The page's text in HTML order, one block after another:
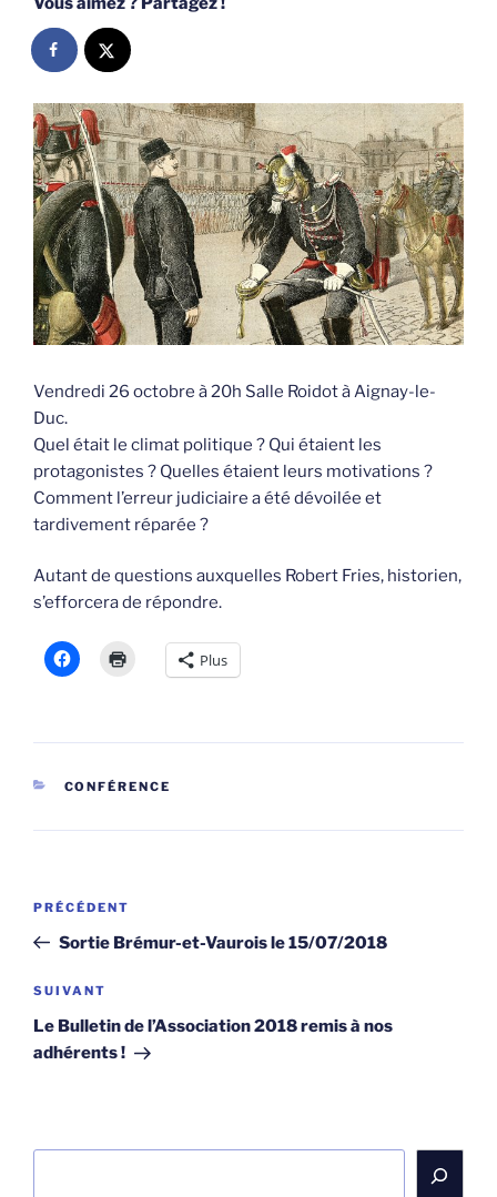
Vendredi 26 octobre à 20h Salle Roidot à Aignay-le-
Duc.
Quel était le climat politique ? Qui étaient les
protagonistes ? Quelles étaient leurs motivations ?
Comment l’erreur judiciaire a été dévoilée et
tardivement réparée ?
Autant de questions auxquelles Robert Fries, historien,
s’efforcera de répondre.
Plus
CATÉGORIES
CONFÉRENCE
Navigation
l’article
Article
précédent
PRÉCÉDENT
Sortie Brémur-et-Vaurois le 15/07/2018
Article
suivant
SUIVANT
Le Bulletin de l’Association 2018 remis à nos
adhérents !